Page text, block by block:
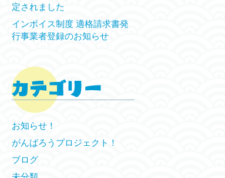
定されました
インボイス制度 適格請求書発
行事業者登録のお知らせ
お知らせ！
がんばろうプロジェクト！
ブログ